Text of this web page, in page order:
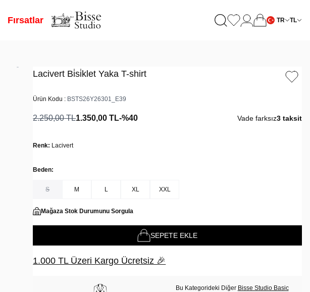
Fırsatlar TR TL
Lacivert Bi̇si̇klet Yaka T-shirt
Ürün Kodu : BSTS26Y26301_E39
2.250,00TL1.350,00 TL-%40 Vade farksız3 taksit
Renk: Lacivert
Beden:
S M L XL XXL
Mağaza Stok Durumunu Sorgula
SEPETE EKLE
1.000 TL Üzeri Kargo Ücretsiz 🎉
Bu Kategorideki Diğer Bisse Studio Basic